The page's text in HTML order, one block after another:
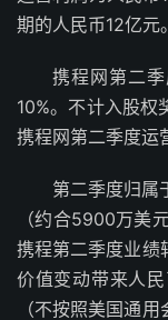
期的人民币12亿元。
携程网第二
10%。不计入股权
携程网第二季度运
第二季度归属
（约合5900万美
携程第二季度业绩
价值变动带来人
（不按照美国通